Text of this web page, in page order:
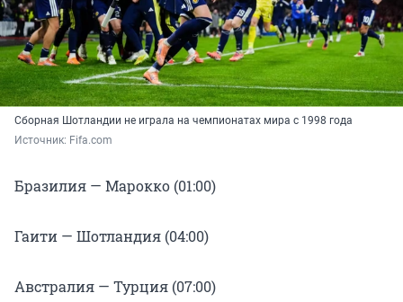
Сборная Шотландии не играла на чемпионатах мира с 1998 года
Источник: Fifa.сom
Бразилия — Марокко (01:00)
Гаити — Шотландия (04:00)
Австралия — Турция (07:00)